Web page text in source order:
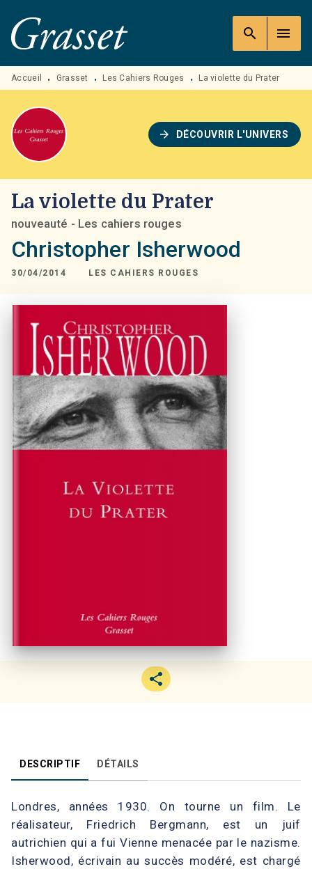
MENU RECHERCHE
PIED DE PAGE
search menu
Accueil • Grasset • Les Cahiers Rouges • La violette du Prater
arrow_forward DÉCOUVRIR L'UNIVERS
La violette du Prater
nouveauté - Les cahiers rouges
Christopher Isherwood
30/04/2014 LES CAHIERS ROUGES
DESCRIPTIF DÉTAILS
Londres, années 1930. On tourne un film. Le
réalisateur, Friedrich Bergmann, est un juif
autrichien qui a fui Vienne menacée par le nazisme.
Isherwood, écrivain au succès modéré, est chargé